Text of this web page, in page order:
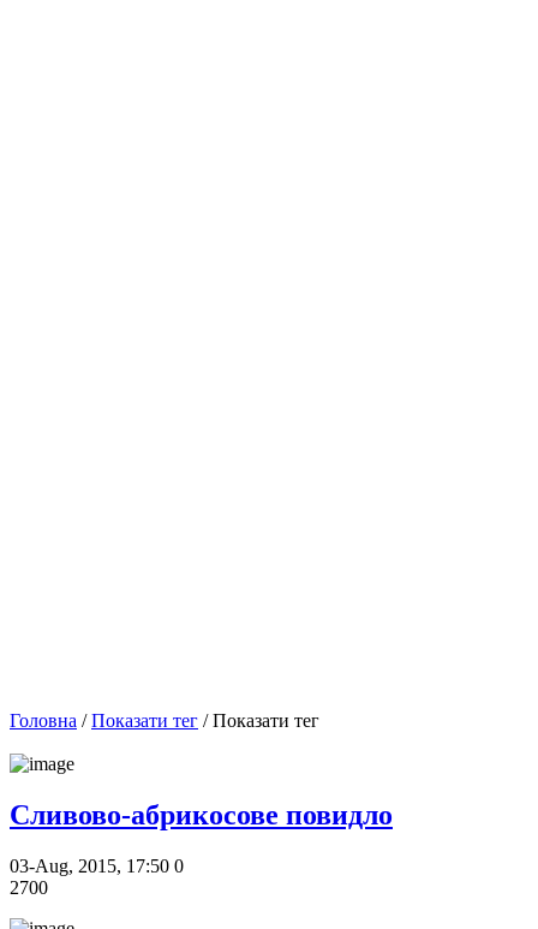
Головна /Показати тег / Показати тег
Сливово-абрикосове повидло
03-Aug, 2015, 17:50 0
2700